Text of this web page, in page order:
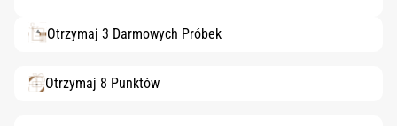
Otrzymaj 3 Darmowych Próbek
Otrzymaj 8 Punktów